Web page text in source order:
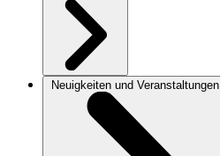
Neuigkeiten und Veranstaltungen